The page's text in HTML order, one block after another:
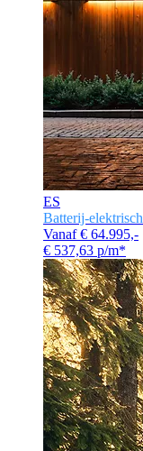
ES
Batterij-elektrisch
Vanaf € 64.995,-
€ 537,63 p/m*